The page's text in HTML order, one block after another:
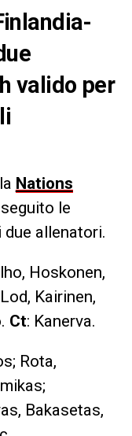
valido per
Nations
le
allenatori.
Hoskonen,
Kairinen,
Ct: Kanerva.
Rota,
Bakasetas,